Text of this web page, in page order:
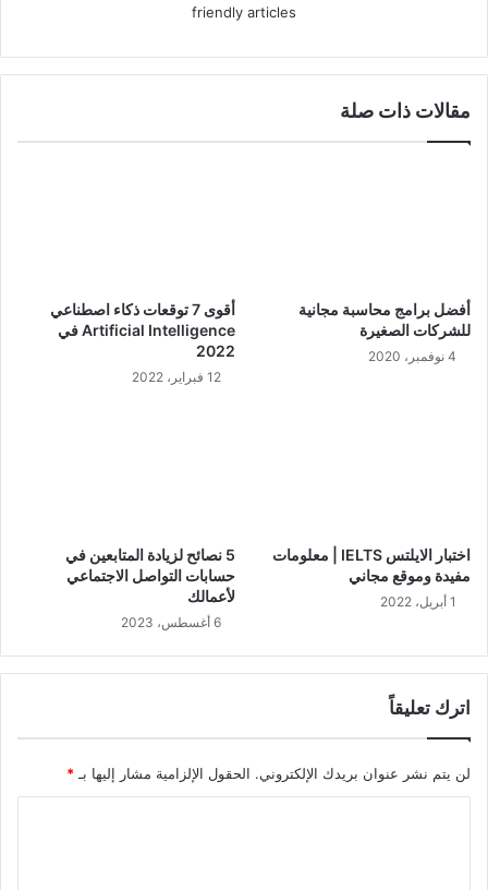
friendly articles
مقالات ذات صلة
أفضل برامج محاسبة مجانية
للشركات الصغيرة
4 نوفمبر، 2020
أقوى 7 توقعات ذكاء اصطناعي
Artificial Intelligence في
2022
12 فبراير، 2022
اختبار الايلتس IELTS | معلومات
مفيدة وموقع مجاني
1 أبريل، 2022
5 نصائح لزيادة المتابعين في
حسابات التواصل الاجتماعي
لأعمالك
6 أغسطس، 2023
اترك تعليقاً
لن يتم نشر عنوان بريدك الإلكتروني. الحقول الإلزامية مشار إليها بـ *